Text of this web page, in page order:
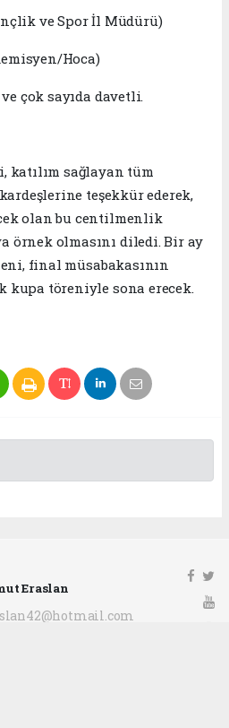
ve Spor İl Müdürü)
Hoca)
çok sayıda davetli.
katılım sağlayan tüm
teşekkür ederek,
olan bu centilmenlik
örnek olmasını diledi. Bir ay
final müsabakasının
kupa töreniyle sona erecek.
Eraslan